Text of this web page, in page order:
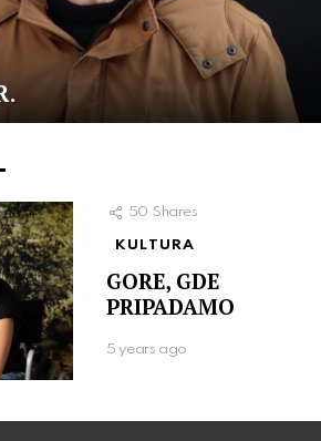
50 Shares
KULTURA
GORE, GDE
PRIPADAMO
5 years ago